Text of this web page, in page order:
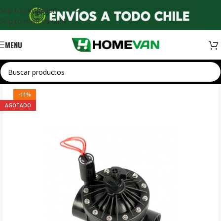
Skip to navigation
Skip to main content
MENU
-11%
AGOTADO